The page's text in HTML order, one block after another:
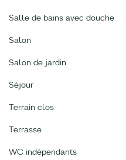
Salle de bains avec douche
Salon
Salon de jardin
Séjour
Terrain clos
Terrasse
WC indépendants